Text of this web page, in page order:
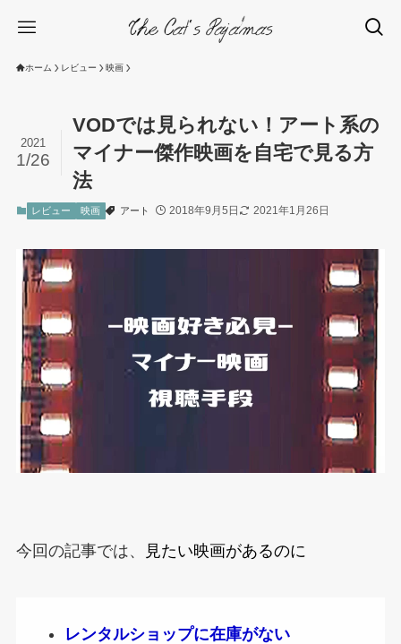
ホーム レビュー 映画
VODでは見られない！アート系の
マイナー傑作映画を自宅で見る方
法
2021
1/26
レビュー 映画 アート 2018年9月5日 2021年1月26日
今回の記事では、 見たい映画があるのに
レンタルショップに在庫がない